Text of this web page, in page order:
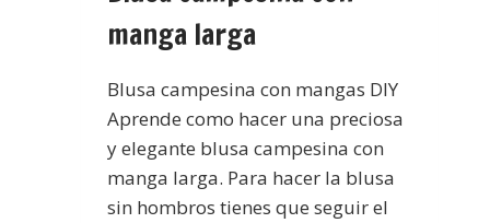
manga larga
Blusa campesina con mangas DIY
Aprende como hacer una preciosa
y elegante blusa campesina con
manga larga. Para hacer la blusa
sin hombros tienes que seguir el